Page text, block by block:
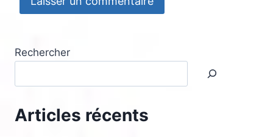
Rechercher
Articles récents